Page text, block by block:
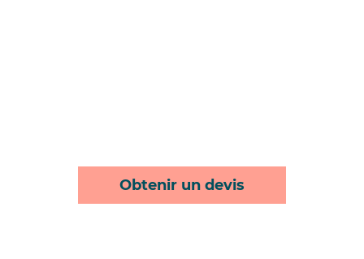
Obtenir un devis